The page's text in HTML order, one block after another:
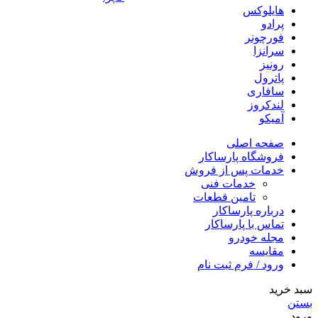
هایلوکس
پرادو
فورچونر
سرانزا
رونیز
پاترول
سافاری
لندکروز
آمیکو
صفحه اصلی
فروشگاه پارساکار
خدمات پس از فروش
خدمات فنی
تامین قطعات
درباره پارساکار
تماس با پارساکار
مجله خودرو
مقایسه
ورود / فرم ثبت نام
سبد خرید
بستن